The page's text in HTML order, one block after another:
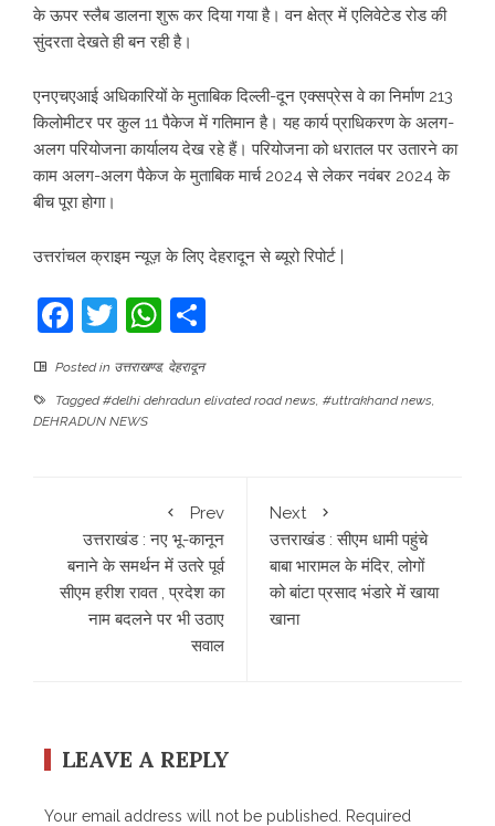
के ऊपर स्लैब डालना शुरू कर दिया गया है। वन क्षेत्र में एलिवेटेड रोड की
सुंदरता देखते ही बन रही है।
एनएचएआई अधिकारियों के मुताबिक दिल्ली-दून एक्सप्रेस वे का निर्माण 213
किलोमीटर पर कुल 11 पैकेज में गतिमान है। यह कार्य प्राधिकरण के अलग-
अलग परियोजना कार्यालय देख रहे हैं। परियोजना को धरातल पर उतारने का
काम अलग-अलग पैकेज के मुताबिक मार्च 2024 से लेकर नवंबर 2024 के
बीच पूरा होगा।
उत्तरांचल क्राइम न्यूज़ के लिए देहरादून से ब्यूरो रिपोर्ट |
Facebook
TwitterWhatsApp
Posted in उत्तराखण्ड, देहरादून
Tagged#delhi dehradun elivated road news, #uttrakhand news,
DEHRADUN NEWS
Prev
उत्तराखंड : नए भू-कानून
बनाने के समर्थन में उतरे पूर्व
सीएम हरीश रावत , प्रदेश का
नाम बदलने पर भी उठाए
सवाल
Next
उत्तराखंड : सीएम धामी पहुंचे
बाबा भारामल के मंदिर, लोगों
को बांटा प्रसाद भंडारे में खाया
खाना
LEAVE A REPLY
Your email address will not be published.
Required